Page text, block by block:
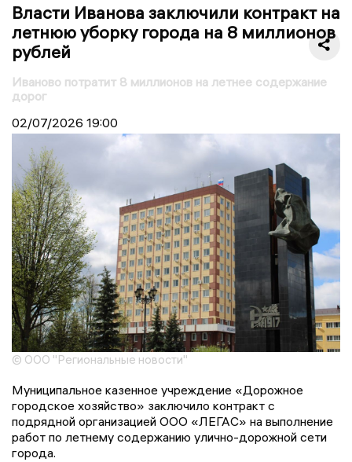
Власти Иванова заключили контракт на
летнюю уборку города на 8 миллионов
рублей
Иваново потратит 8 миллионов на летнее содержание
дорог
02/07/2026 19:00
© ООО "Региональные новости"
Муниципальное казенное учреждение «Дорожное
городское хозяйство» заключило контракт с
подрядной организацией ООО «ЛЕГАС» на выполнение
работ по летнему содержанию улично-дорожной сети
города.